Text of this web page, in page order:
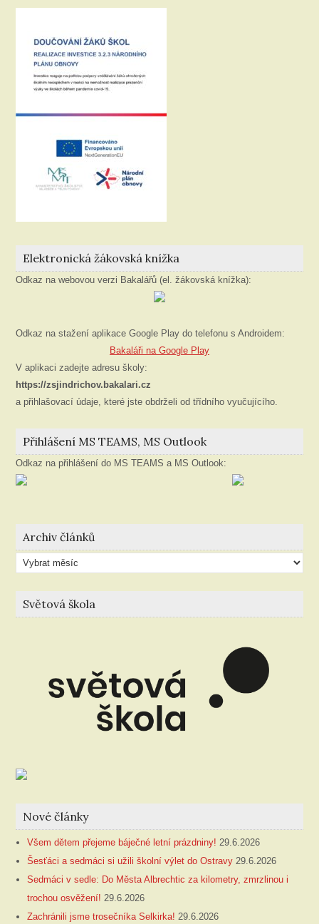
Elektronická žákovská knížka
Odkaz na webovou verzi Bakalářů (el. žákovská knížka):
Odkaz na stažení aplikace Google Play do telefonu s Androidem:
Bakaláři na Google Play
V aplikaci zadejte adresu školy:
https://zsjindrichov.bakalari.cz
a přihlašovací údaje, které jste obdrželi od třídního vyučujícího.
Přihlášení MS TEAMS, MS Outlook
Odkaz na přihlášení do MS TEAMS a MS Outlook:
Archiv článků
Archiv
článků
Světová škola
Nové články
Všem dětem přejeme báječné letní prázdniny! 29.6.2026
Šesťáci a sedmáci si užili školní výlet do Ostravy 29.6.2026
Sedmáci v sedle: Do Města Albrechtic za kilometry, zmrzlinou i
trochou osvěžení! 29.6.2026
Zachránili jsme trosečníka Selkirka! 29.6.2026